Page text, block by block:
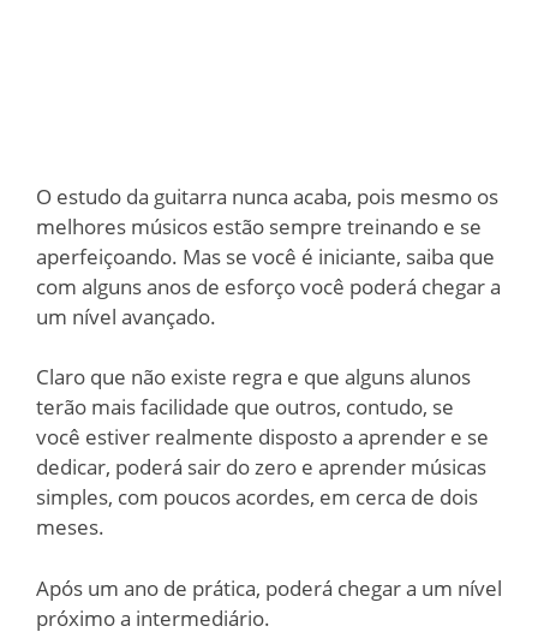
O estudo da guitarra nunca acaba, pois mesmo os
melhores músicos estão sempre treinando e se
aperfeiçoando. Mas se você é iniciante, saiba que
com alguns anos de esforço você poderá chegar a
um nível avançado.
Claro que não existe regra e que alguns alunos
terão mais facilidade que outros, contudo, se
você estiver realmente disposto a aprender e se
dedicar, poderá sair do zero e aprender músicas
simples, com poucos acordes, em cerca de dois
meses.
Após um ano de prática, poderá chegar a um nível
próximo a intermediário.